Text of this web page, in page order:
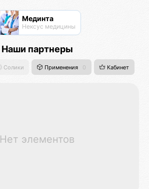
Мединта
Нексус медицины
Наши партнеры
Солики Применения 0 Кабинет
Нет элементов